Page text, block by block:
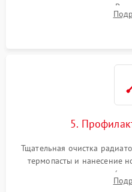
контроллеров питания.
неисправного жесткого
5.
Тщательная очистка
термопасты и нанесение
теплопроводностью
термопрокладок.